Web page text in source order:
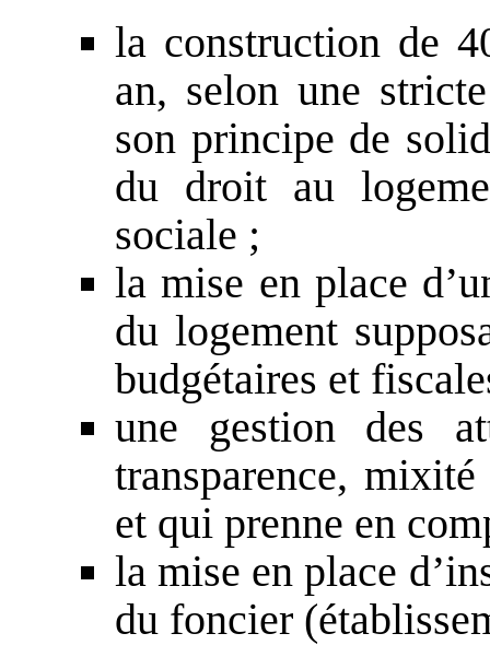
la construction de
an, selon une
son principe de
du droit au
sociale ;
la mise en place
du logement
budgétaires et
une gestion des
transparence,
et qui prenne en
la mise en place
du foncier